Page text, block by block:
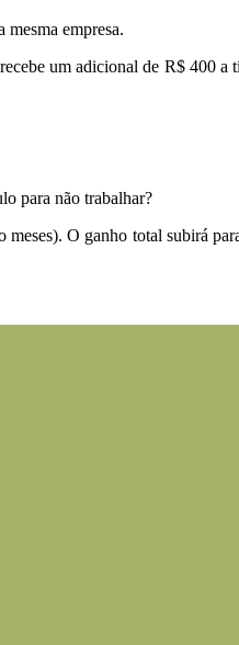
empresa.
um adicional de R$ 400 a
para não trabalhar?
O ganho total subirá